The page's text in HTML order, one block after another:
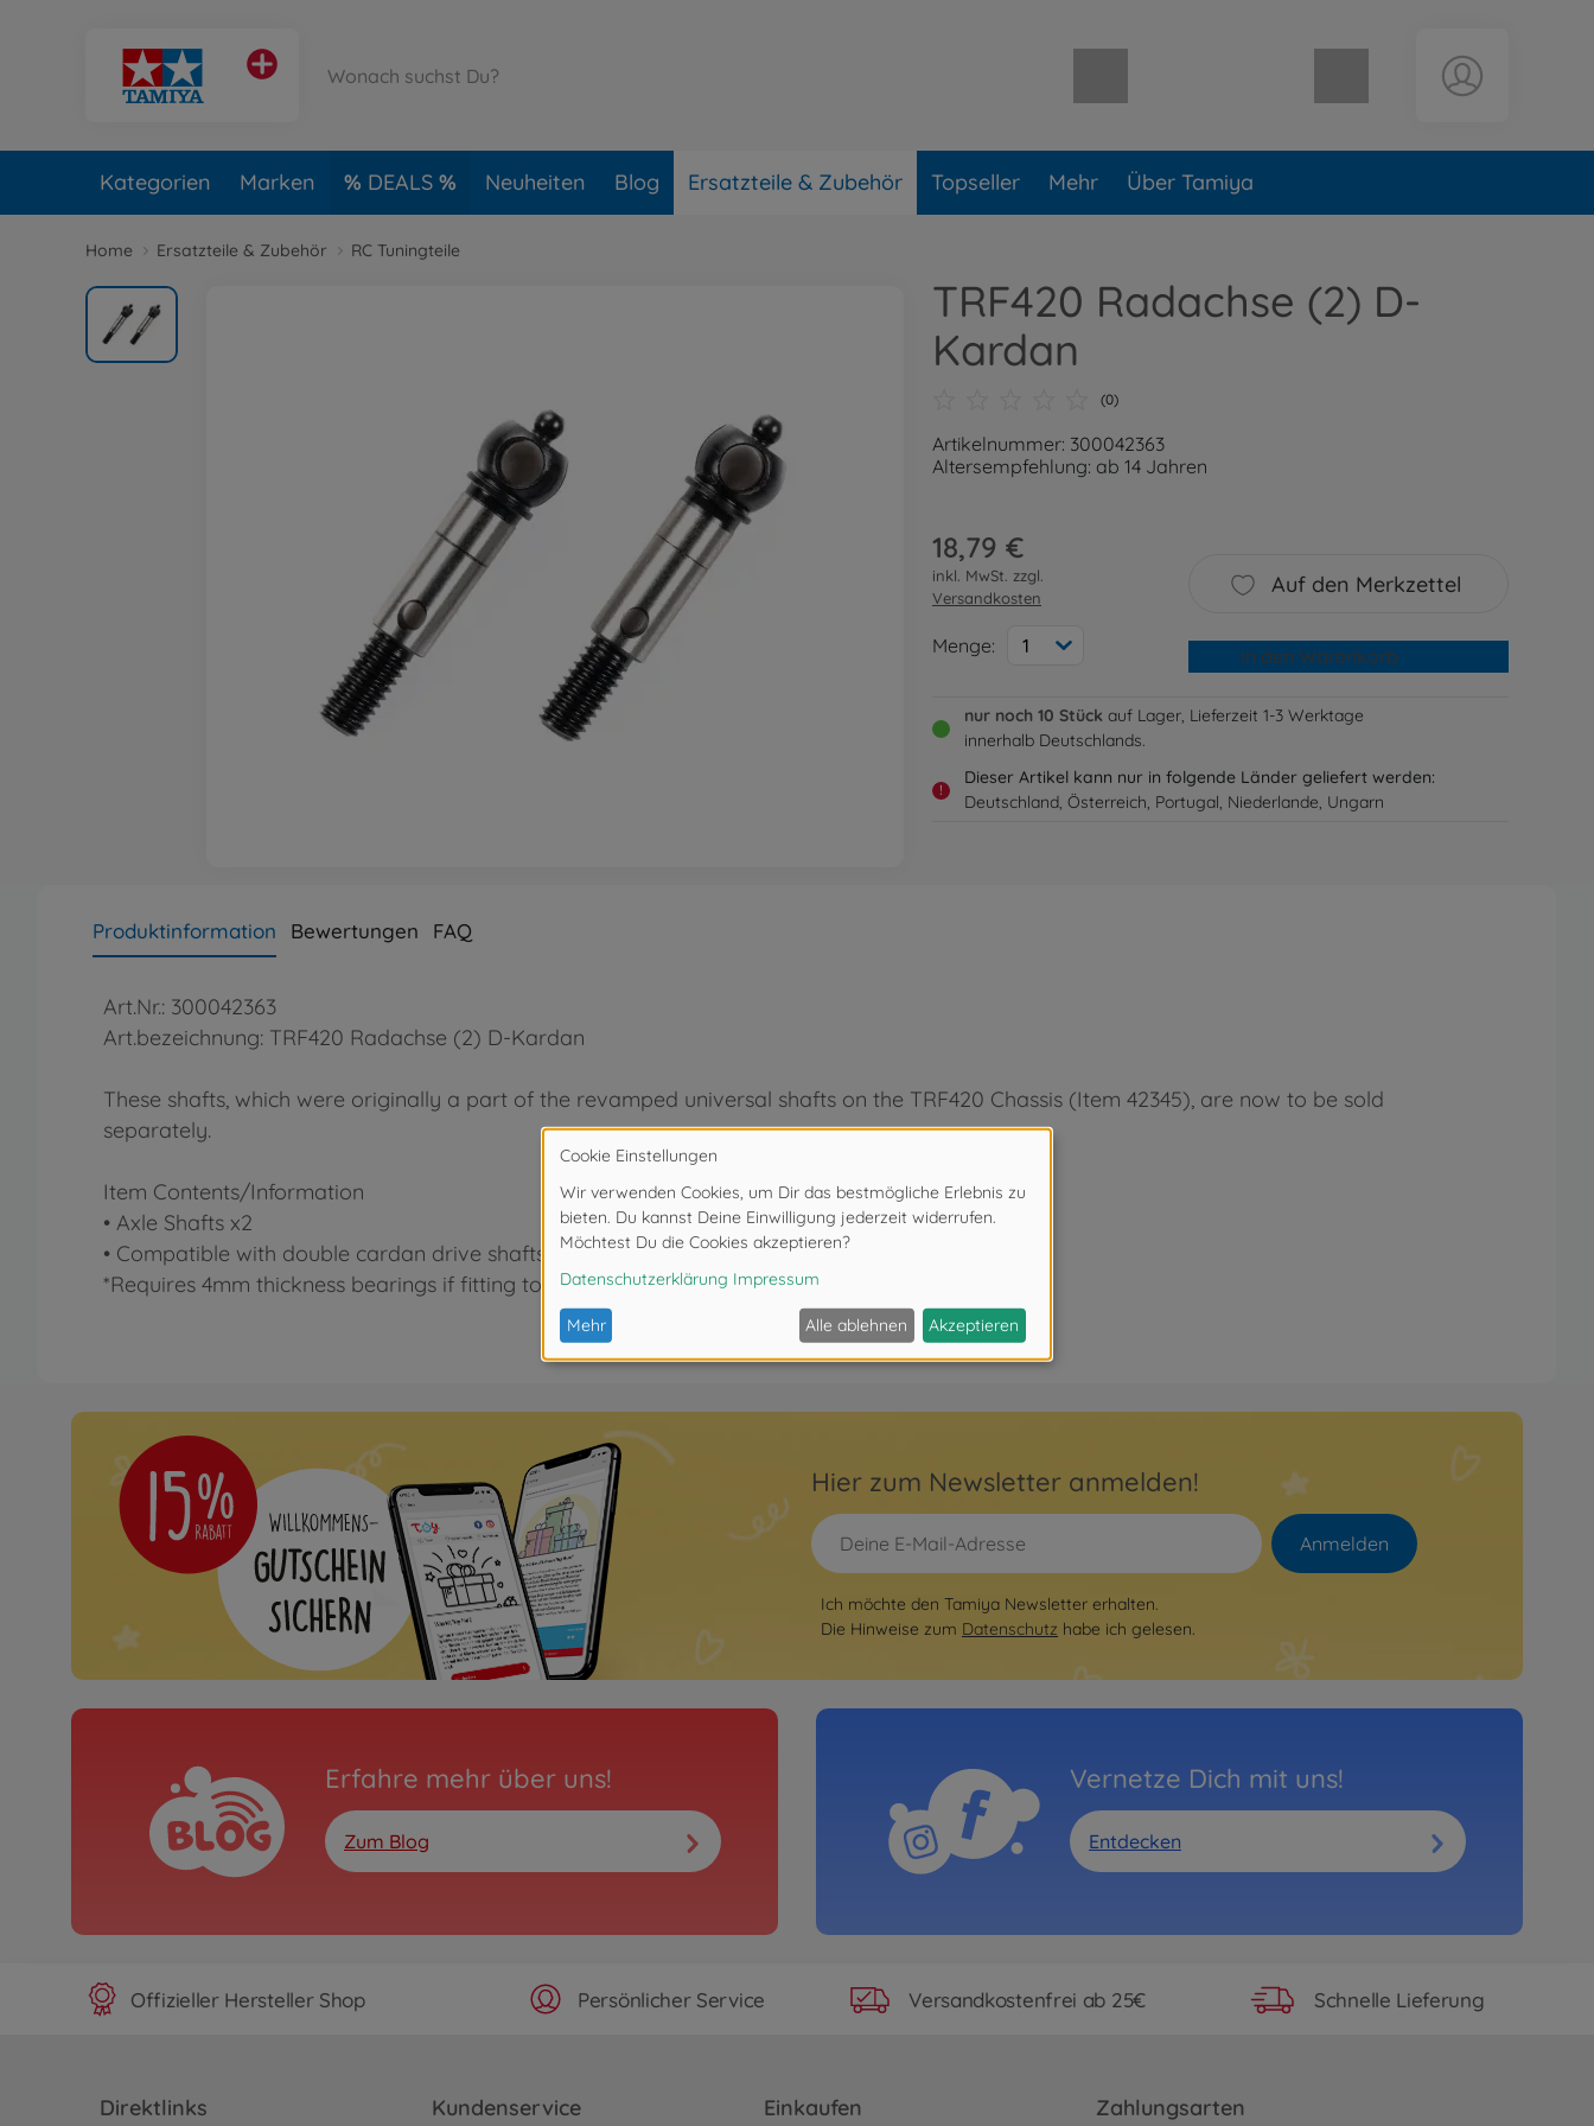
Warenkorb leer
Kategorien Marken DEALS Neuheiten Blog Ersatzteile & Zubehör Topseller Mehr Über Tamiya
Home Ersatzteile & Zubehör RC Tuningteile
TRF420 Radachse (2) D-
Kardan
(0)
Artikelnummer: 300042363
Altersempfehlung: ab 14 Jahren
18,79 €
inkl. MwSt. zzgl.
Versandkosten
Menge: 1
Auf den Merkzettel
In den Warenkorb
nur noch 10 Stück auf Lager, Lieferzeit 1-3 Werktage
innerhalb Deutschlands.
!
Dieser Artikel kann nur in folgende Länder geliefert werden:
Deutschland, Österreich, Portugal, Niederlande, Ungarn
Produktinformation Bewertungen FAQ
Art.Nr.: 300042363
Art.bezeichnung: TRF420 Radachse (2) D-Kardan
These shafts, which were originally a part of the revamped universal shafts on the TRF420 Chassis (Item 42345), are now to be sold
separately.
Item Contents/Information
• Axle Shafts x2
• Compatible with double cardan drive shafts.
*Requires 4mm thickness bearings if fitting to chassis other than the TRF420.
Hier zum Newsletter anmelden!
Anmelden
Ich möchte den Tamiya Newsletter erhalten.
Die Hinweise zum Datenschutz habe ich gelesen.
Erfahre mehr über uns!
Zum Blog
Vernetze Dich mit uns!
Entdecken
Offizieller Hersteller Shop Persönlicher Service Versandkostenfrei ab 25€ Schnelle Lieferung
Direktlinks Kundenservice Einkaufen Zahlungsarten